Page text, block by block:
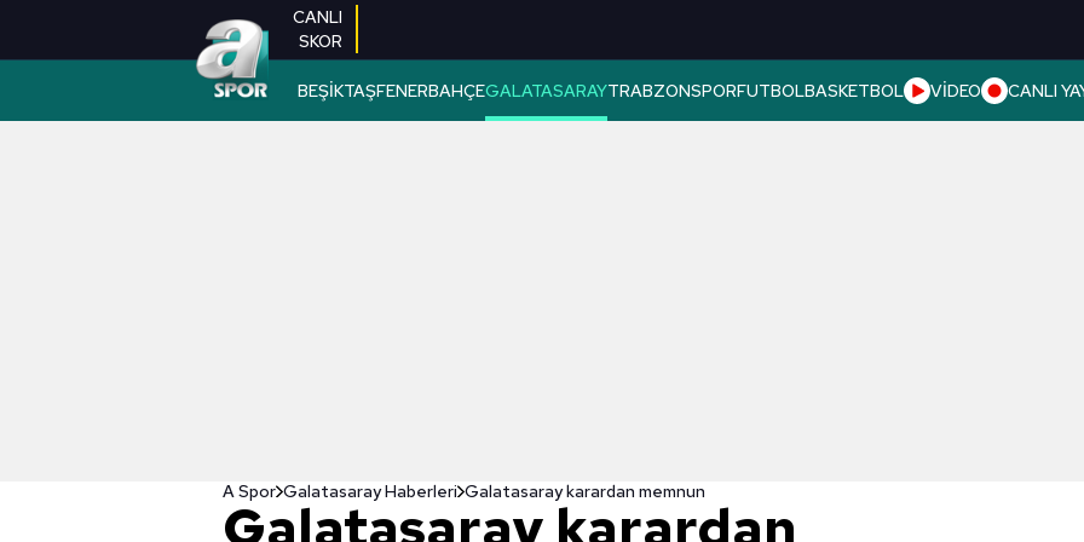
CANLI
SKOR
BEŞİKTAŞFENERBAHÇEGALATASARAYTRABZONSPORFUTBOLBASKETBOL VİDEO CANLI
A Spor Galatasaray Haberleri Galatasaray karardan memnun
Galatasaray karardan